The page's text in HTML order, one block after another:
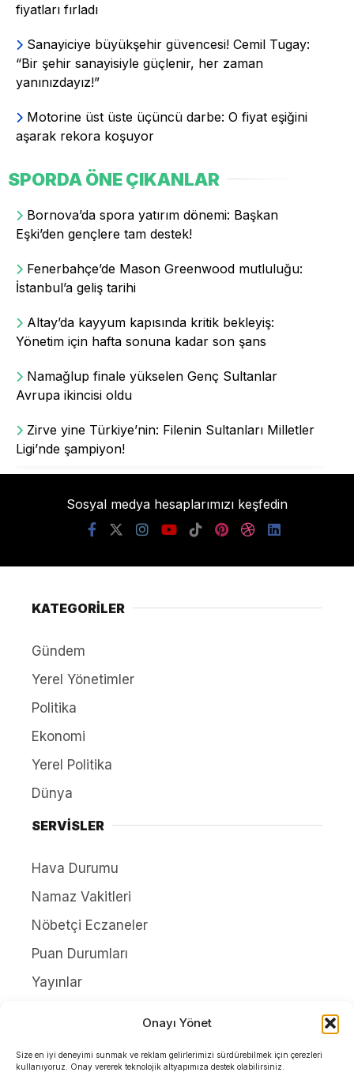
Onayı Yönet
Size en iyi deneyimi sunmak ve reklam gelirlerimizi sürdürebilmek için çerezleri
kullanıyoruz. Onay vererek teknolojik altyapımıza destek olabilirsiniz.
fiyatları fırladı
Sanayiciye büyükşehir güvencesi! Cemil Tugay:
“Bir şehir sanayisiyle güçlenir, her zaman
yanınızdayız!”
Motorine üst üste üçüncü darbe: O fiyat eşiğini
aşarak rekora koşuyor
SPORDA ÖNE ÇIKANLAR
Bornova’da spora yatırım dönemi: Başkan
Eşki’den gençlere tam destek!
Fenerbahçe’de Mason Greenwood mutluluğu:
İstanbul’a geliş tarihi
Altay’da kayyum kapısında kritik bekleyiş:
Yönetim için hafta sonuna kadar son şans
Namağlup finale yükselen Genç Sultanlar
Avrupa ikincisi oldu
Zirve yine Türkiye’nin: Filenin Sultanları Milletler
Ligi’nde şampiyon!
Sosyal medya hesaplarımızı keşfedin
KATEGORİLER
Gündem
Yerel Yönetimler
Politika
Ekonomi
Yerel Politika
Dünya
SERVİSLER
Hava Durumu
Namaz Vakitleri
Nöbetçi Eczaneler
Puan Durumları
Yayınlar
İletişim